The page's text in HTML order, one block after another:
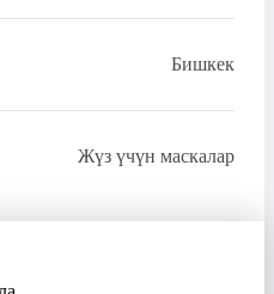
Бишкек
Жүз үчүн маскалар